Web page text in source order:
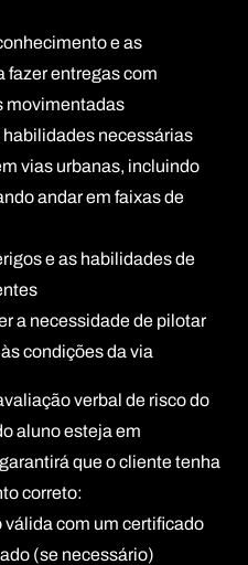
e as
fazer entregas com
movimentadas
habilidades necessárias
vias urbanas, incluindo
andar em faixas de
e as habilidades de
a necessidade de pilotar
condições da via
verbal de risco do
aluno esteja em
que o cliente tenha
correto:
válida com um certificado
(se necessário)